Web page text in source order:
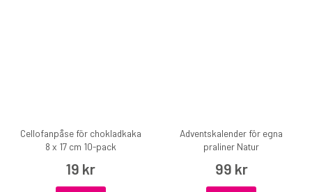
Cellofanpåse för chokladkaka
8 x 17 cm 10-pack
19 kr
Adventskalender för egna
praliner Natur
99 kr